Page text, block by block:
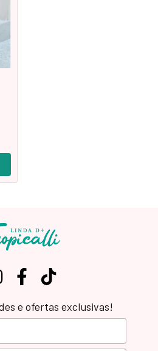
e ofertas exclusivas!